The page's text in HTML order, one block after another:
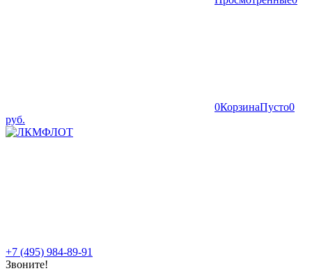
0КорзинаПусто0
руб.
+7 (495) 984-89-91
Звоните!